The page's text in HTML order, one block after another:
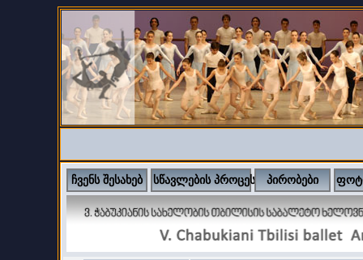
ჩვენს შესახებ სწავლების პროცესი პირობები